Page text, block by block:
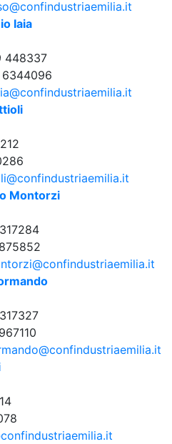
Iaia
Montorzi